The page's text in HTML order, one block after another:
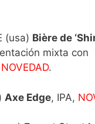
(usa) Bière de
mixta con
NOVEDAD.
Axe Edge, IPA,